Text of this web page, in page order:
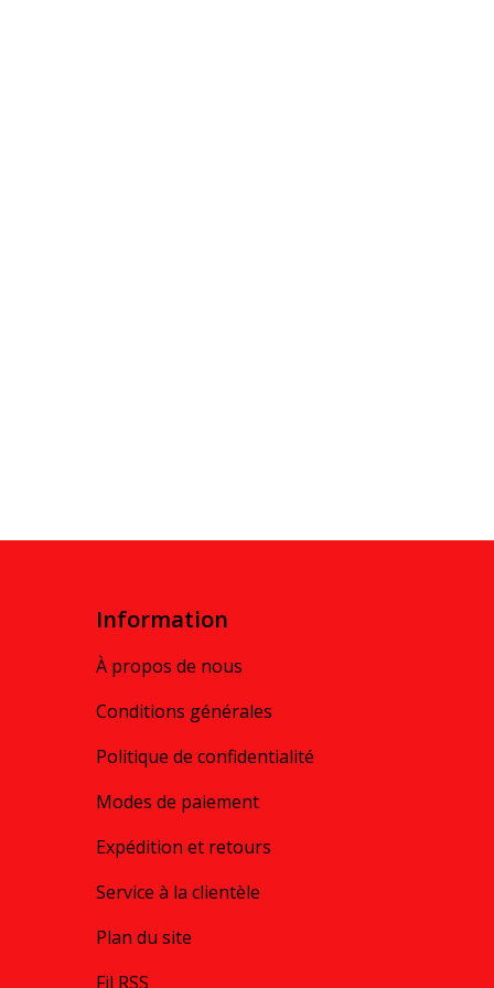
Information
À propos de nous
Conditions générales
Politique de confidentialité
Modes de paiement
Expédition et retours
Service à la clientèle
Plan du site
Fil RSS